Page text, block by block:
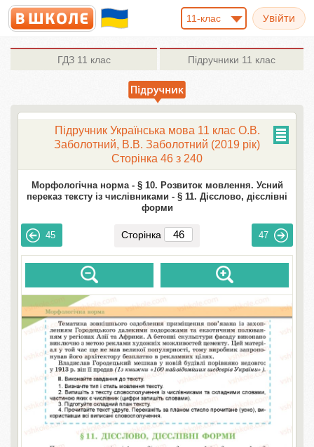
11-клас
ГДЗ11 клас Підручники 11 клас
Підручник Українська мова 11 клас О.В.
Заболотний, В.В. Заболотний (2019 рік)
Сторінка 46 з 240
Морфологічна норма - § 10. Розвиток мовлення. Усний
переказ тексту із числівниками - § 11. Дієслово, дієслівні
форми
45 Сторінка 47